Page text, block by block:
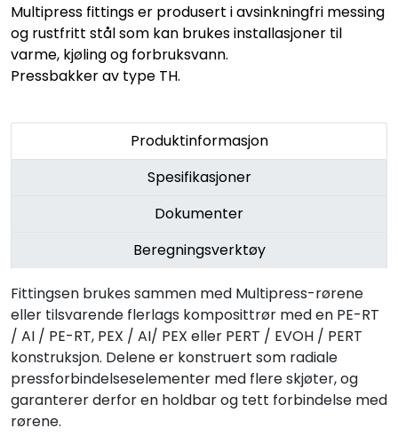
Multipress fittings er produsert i avsinkningfri messing
og rustfritt stål som kan brukes installasjoner til
varme, kjøling og forbruksvann.
Pressbakker av type TH.
Produktinformasjon
Spesifikasjoner
Dokumenter
Beregningsverktøy
Fittingsen brukes sammen med Multipress-rørene
eller tilsvarende flerlags komposittrør med en PE-RT
/ AI / PE-RT, PEX / AI/ PEX eller PERT / EVOH / PERT
konstruksjon. Delene er konstruert som radiale
pressforbindelseselementer med flere skjøter, og
garanterer derfor en holdbar og tett forbindelse med
rørene.